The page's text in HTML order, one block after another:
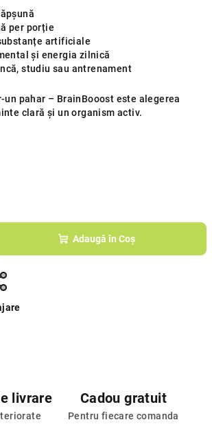
per porție
artificiale
și energia zilnică
studiu sau antrenament
pahar – BrainBooost este alegerea
clară și un organism activ.
Adaugă în Coş
livrare Cadou gratuit
Pentru fiecare comanda